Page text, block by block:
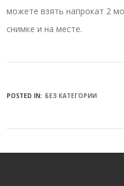
можете взять напрокат 2
снимке и на месте.
POSTED IN: БЕЗ КАТЕГОРИИ